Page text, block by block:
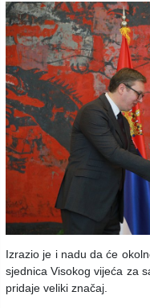
Izrazio je i nadu da će
sjednica Visokog vijeća za
pridaje veliki značaj.